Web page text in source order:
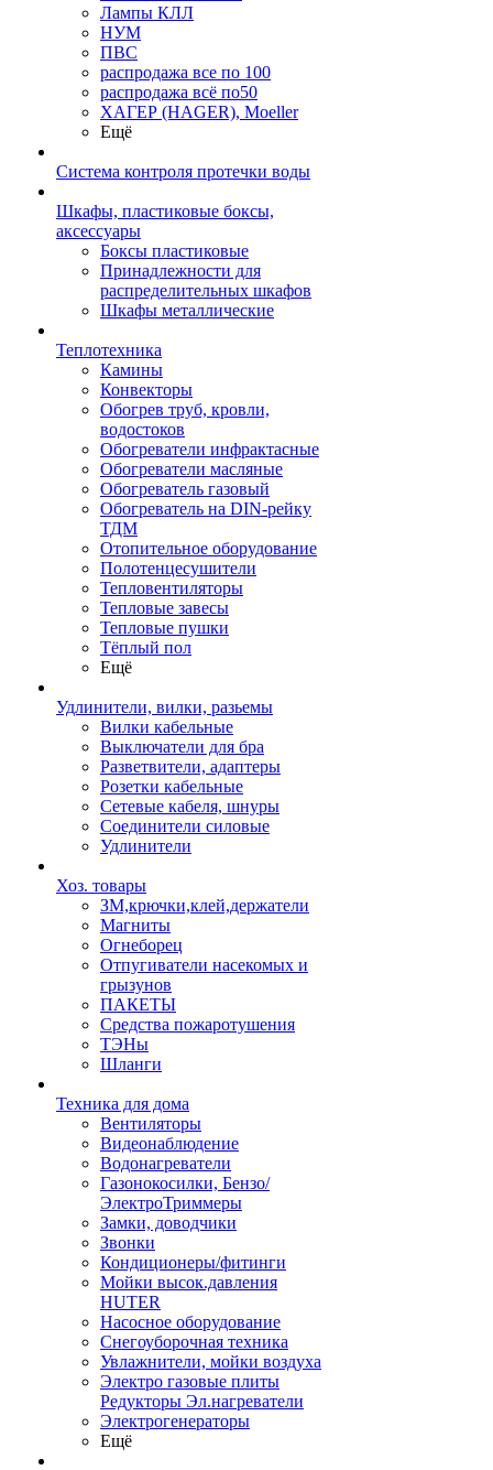
Лампы КЛЛ
НУМ
ПВС
распродажа все по 100
распродажа всё по50
ХАГЕР (HAGER), Moeller
Ещё
Система контроля протечки воды
Шкафы, пластиковые боксы,
аксессуары
Боксы пластиковые
Принадлежности для
распределительных шкафов
Шкафы металлические
Теплотехника
Камины
Конвекторы
Обогрев труб, кровли,
водостоков
Обогреватели инфрактасные
Обогреватели масляные
Обогреватель газовый
Обогреватель на DIN-рейку
ТДМ
Отопительное оборудование
Полотенцесушители
Тепловентиляторы
Тепловые завесы
Тепловые пушки
Тёплый пол
Ещё
Удлинители, вилки, разьемы
Вилки кабельные
Выключатели для бра
Разветвители, адаптеры
Розетки кабельные
Сетевые кабеля, шнуры
Соединители силовые
Удлинители
Хоз. товары
ЗМ,крючки,клей,держатели
Магниты
Огнеборец
Отпугиватели насекомых и
грызунов
ПАКЕТЫ
Средства пожаротушения
ТЭНы
Шланги
Техника для дома
Вентиляторы
Видеонаблюдение
Водонагреватели
Газонокосилки, Бензо/
ЭлектроТриммеры
Замки, доводчики
Звонки
Кондиционеры/фитинги
Мойки высок.давления
HUTER
Насосное оборудование
Снегоуборочная техника
Увлажнители, мойки воздуха
Электро газовые плиты
Редукторы Эл.нагреватели
Электрогенераторы
Ещё